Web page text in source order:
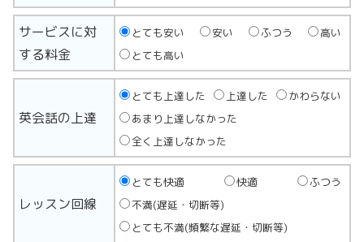
サービスに対
する料金
とても安い 安い ふつう
高い
とても高い
英会話の上達
とても上達した 上達した
かわらない
あまり上達しなかった
全く上達しなかった
レッスン回線
とても快適 快適
ふつう
不満(遅延・切断等)
とても不満(頻繁な遅延・切断等)